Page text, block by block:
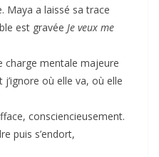
Maya a laissé sa trace
est gravée Je veux me
charge mentale majeure
où elle va, où elle
consciencieusement.
puis s’endort,